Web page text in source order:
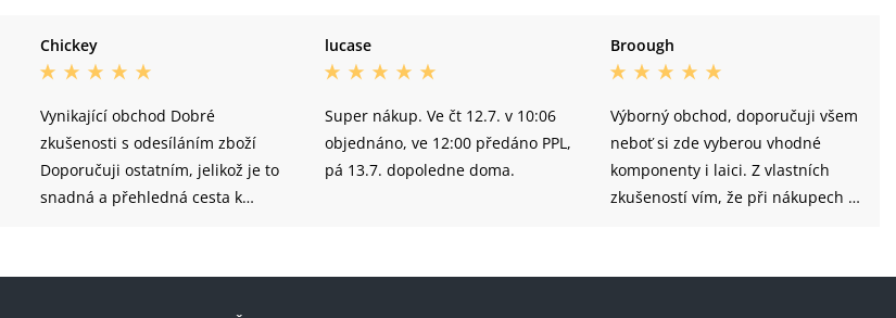
Chickey
Vynikající obchod Dobré
zkušenosti s odesíláním zboží
Doporučuji ostatním, jelikož je to
snadná a přehledná cesta k
lucase
Super nákup. Ve čt 12.7. v 10:06
objednáno, ve 12:00 předáno PPL,
pá 13.7. dopoledne doma.
Broough
Výborný obchod, doporučuji všem
neboť si zde vyberou vhodné
komponenty i laici. Z vlastních
zkušeností vím, že při nákupech v
které k sobě nepatří. Jako případ